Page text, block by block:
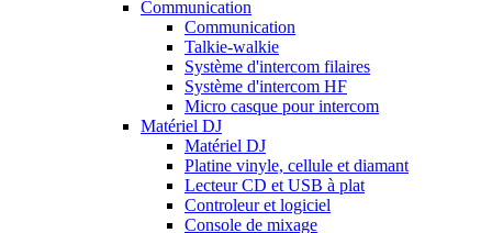
Communication
Communication
Talkie-walkie
Système d'intercom filaires
Système d'intercom HF
Micro casque pour intercom
Matériel DJ
Matériel DJ
Platine vinyle, cellule et diamant
Lecteur CD et USB à plat
Controleur et logiciel
Console de mixage